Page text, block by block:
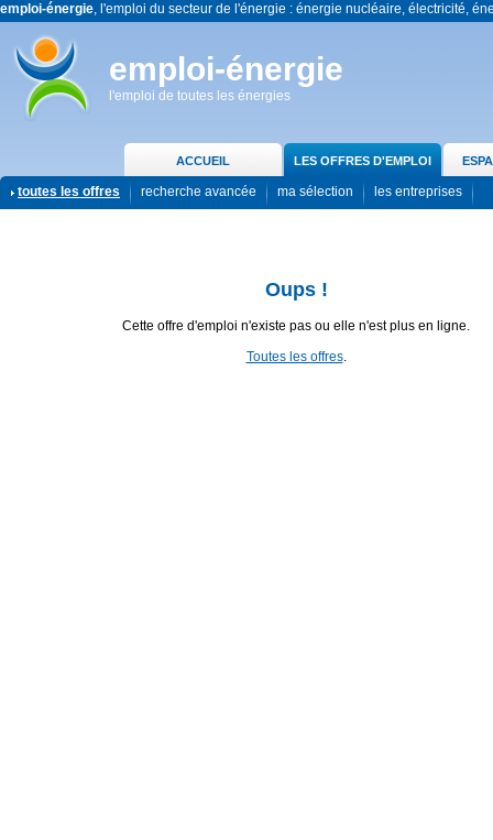
emploi-énergie, l'emploi du secteur de l'énergie : énergie nucléaire, électricité,
emploi-énergie
l'emploi de toutes les énergies
ACCUEIL LES OFFRES D'EMPLOI
toutes les offres recherche avancée ma sélection les entreprises
Oups !
Cette offre d'emploi n'existe pas ou elle n'est plus en ligne.
Toutes les offres.